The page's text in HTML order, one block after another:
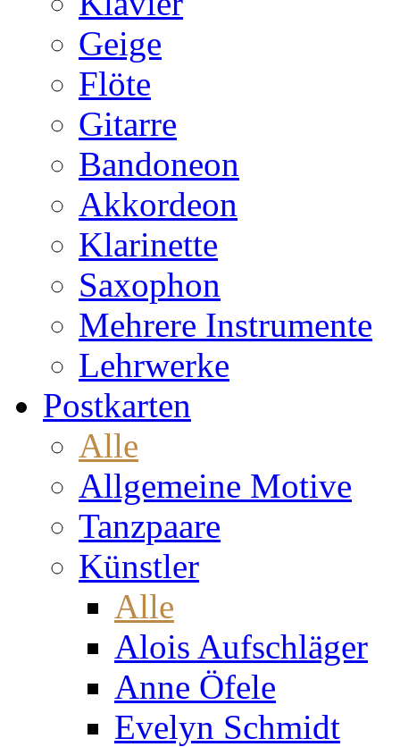
Geige
Flöte
Gitarre
Bandoneon
Akkordeon
Klarinette
Saxophon
Mehrere Instrumente
Lehrwerke
Postkarten
Alle
Allgemeine Motive
Tanzpaare
Künstler
Alle
Alois Aufschläger
Anne Öfele
Evelyn Schmidt